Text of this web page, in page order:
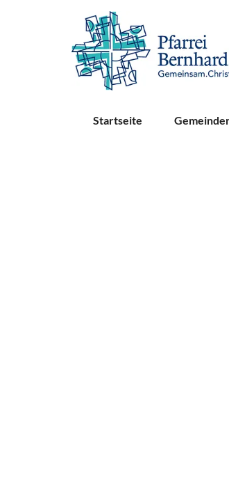
Startseite